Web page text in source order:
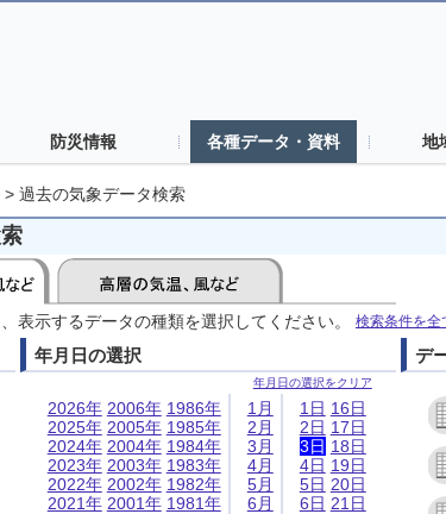
防災情報 各種データ・資料 地
> 過去の気象データ検索
表示するデータの種類を選択してください。 検索条件を全
年月日の選択
年月日の選択をクリア
2026年
2025年
2024年
2023年
2022年
2021年
2006年
2005年
2004年
2003年
2002年
2001年
1986年
1985年
1984年
1983年
1982年
1981年
1月
2月
3月
4月
5月
6月
1日
2日
3日
4日
5日
6日
16日
17日
18日
19日
20日
21日
デ